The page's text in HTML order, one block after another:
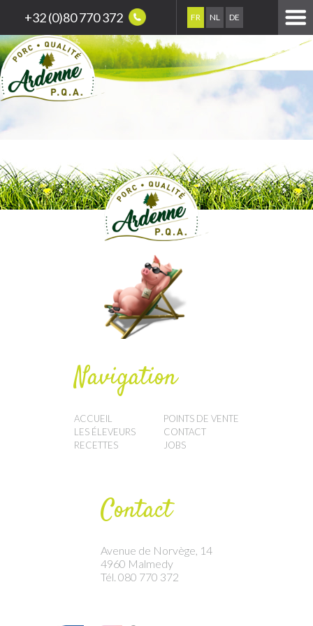
+32 (0)80 770 372 FR NL DE
Navigation
ACCUEIL
LES ÉLEVEURS
RECETTES
POINTS DE VENTE
CONTACT
JOBS
Contact
Avenue de Norvège, 14
4960 Malmedy
Tél. 080 770 372